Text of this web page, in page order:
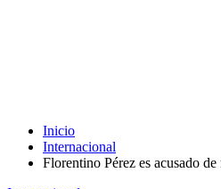
Inicio
Internacional
Florentino Pérez es acusado